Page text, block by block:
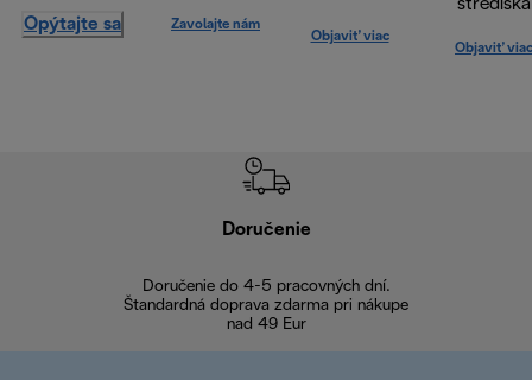
Opýtajte sa Zavolajte nám
Objaviť viac
strediská
Objaviť viac
Doručenie
Doručenie do 4-5 pracovných dní.
Štandardná doprava zdarma pri nákupe
nad 49 Eur